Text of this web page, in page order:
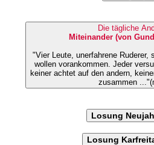
Die tägliche
Miteinander (von
"Vier Leute, unerfahrene Ruderer,
wollen vorankommen. Jeder versucht es auf seine Weise,
keiner achtet auf den andern,
zusammen
Losung
Losung